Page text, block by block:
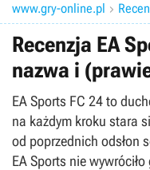
www.gry-online.pl 
Recenzja EA
nazwa i
EA Sports FC 24 to
na każdym kroku stara
od poprzednich odsłon
EA Sports nie